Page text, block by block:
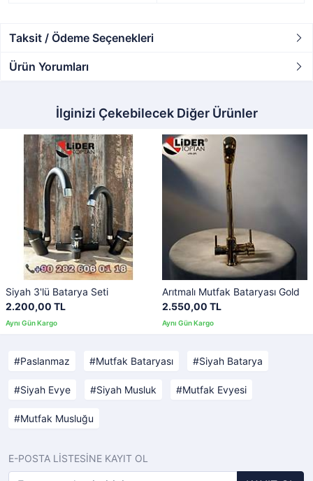
Taksit / Ödeme Seçenekleri
Ürün Yorumları
İlginizi Çekebilecek Diğer Ürünler
Siyah 3'lü Batarya Seti
2.200,00 TL
Arıtmalı Mutfak Bataryası Gold
2.550,00 TL
Paslanmaz Mutfak Bataryası Siyah Batarya
Siyah Evye Siyah Musluk Mutfak Evyesi
Mutfak Musluğu
E-POSTA LİSTESİNE KAYIT OL